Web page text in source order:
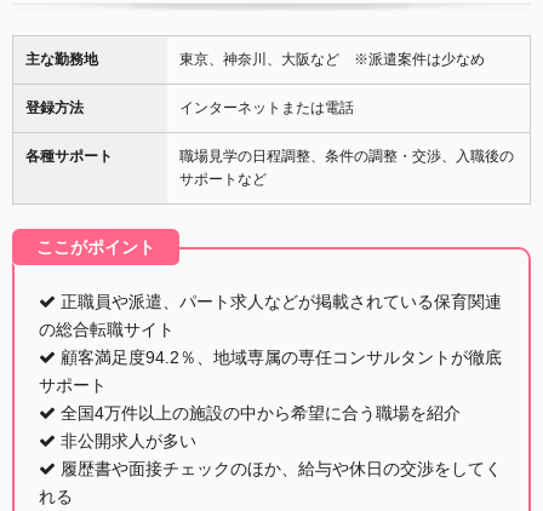
主な勤務地 東京、神奈川、大阪など ※派遣案件は少なめ
登録方法 インターネットまたは電話
各種サポート
職場見学の日程調整、条件の調整・交渉、入職後の
サポートなど
ここがポイント
正職員や派遣、パート求人などが掲載されている保育関連
の総合転職サイト
顧客満足度94.2％、地域専属の専任コンサルタントが徹底
サポート
全国4万件以上の施設の中から希望に合う職場を紹介
非公開求人が多い
履歴書や面接チェックのほか、給与や休日の交渉をしてく
れる